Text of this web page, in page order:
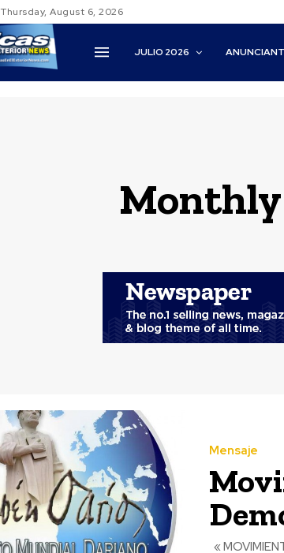
Thursday, August 6, 2026
JULIO 2026
Monthly
Mensaje